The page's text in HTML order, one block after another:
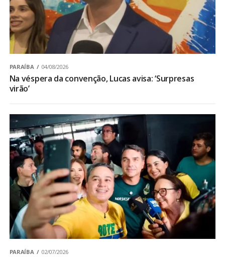
PARAÍBA 04/08/2026
Na véspera da convenção, Lucas avisa: ‘Surpresas
virão’
PARAÍBA 02/07/2026